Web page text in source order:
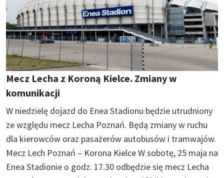
Mecz Lecha z Koroną Kielce. Zmiany w
komunikacji
W niedzielę dojazd do Enea Stadionu będzie utrudniony
ze względu mecz Lecha Poznań. Będą zmiany w ruchu
dla kierowców oraz pasażerów autobusów i tramwajów.
Mecz Lech Poznań – Korona Kielce W sobotę, 25 maja na
Enea Stadionie o godz. 17.30 odbędzie się mecz Lecha